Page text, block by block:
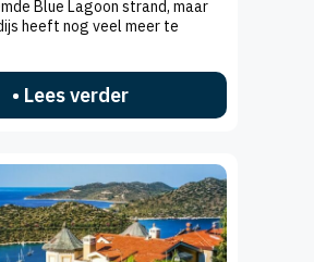
Blue Lagoon strand, maar
heeft nog veel meer te
• Lees verder